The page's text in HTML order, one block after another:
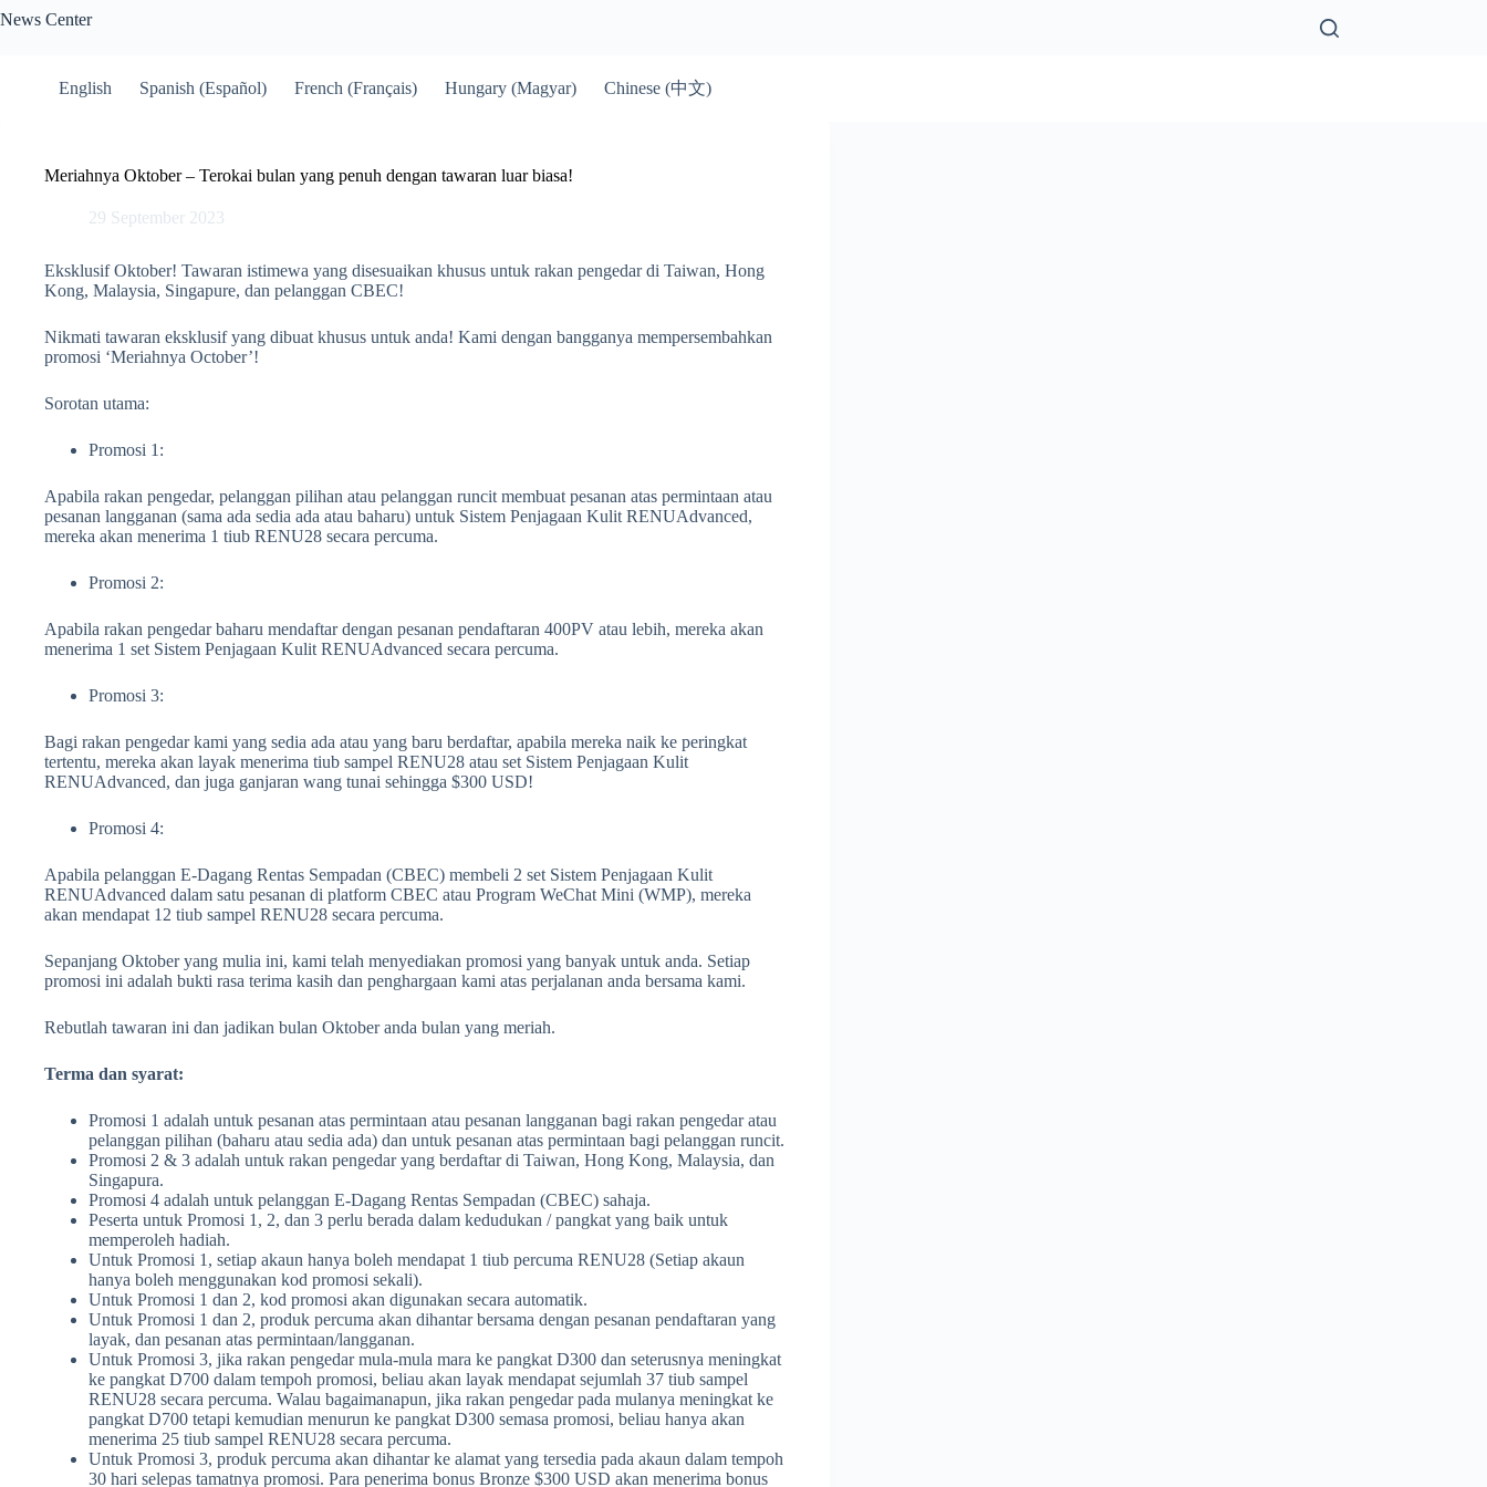
to
News Center
English Spanish (Español) French (Français) Hungary (Magyar) Chinese (中文)
Meriahnya Oktober – Terokai bulan yang penuh dengan tawaran luar biasa!
29 September 2023
Eksklusif Oktober! Tawaran istimewa yang disesuaikan khusus untuk rakan pengedar di Taiwan, Hong
Kong, Malaysia, Singapure, dan pelanggan CBEC!
Nikmati tawaran eksklusif yang dibuat khusus untuk anda! Kami dengan bangganya mempersembahkan
promosi ‘Meriahnya October’!
Sorotan utama:
Promosi 1:
Apabila rakan pengedar, pelanggan pilihan atau pelanggan runcit membuat pesanan atas permintaan atau
pesanan langganan (sama ada sedia ada atau baharu) untuk Sistem Penjagaan Kulit RENUAdvanced,
mereka akan menerima 1 tiub RENU28 secara percuma.
Promosi 2:
Apabila rakan pengedar baharu mendaftar dengan pesanan pendaftaran 400PV atau lebih, mereka akan
menerima 1 set Sistem Penjagaan Kulit RENUAdvanced secara percuma.
Promosi 3:
Bagi rakan pengedar kami yang sedia ada atau yang baru berdaftar, apabila mereka naik ke peringkat
tertentu, mereka akan layak menerima tiub sampel RENU28 atau set Sistem Penjagaan Kulit
RENUAdvanced, dan juga ganjaran wang tunai sehingga $300 USD!
Promosi 4:
Apabila pelanggan E-Dagang Rentas Sempadan (CBEC) membeli 2 set Sistem Penjagaan Kulit
RENUAdvanced dalam satu pesanan di platform CBEC atau Program WeChat Mini (WMP), mereka
akan mendapat 12 tiub sampel RENU28 secara percuma.
Sepanjang Oktober yang mulia ini, kami telah menyediakan promosi yang banyak untuk anda. Setiap
promosi ini adalah bukti rasa terima kasih dan penghargaan kami atas perjalanan anda bersama kami.
Rebutlah tawaran ini dan jadikan bulan Oktober anda bulan yang meriah.
Terma dan syarat:
Promosi 1 adalah untuk pesanan atas permintaan atau pesanan langganan bagi rakan pengedar atau
pelanggan pilihan (baharu atau sedia ada) dan untuk pesanan atas permintaan bagi pelanggan runcit.
Promosi 2 & 3 adalah untuk rakan pengedar yang berdaftar di Taiwan, Hong Kong, Malaysia, dan
Singapura.
Promosi 4 adalah untuk pelanggan E-Dagang Rentas Sempadan (CBEC) sahaja.
Peserta untuk Promosi 1, 2, dan 3 perlu berada dalam kedudukan / pangkat yang baik untuk
memperoleh hadiah.
Untuk Promosi 1, setiap akaun hanya boleh mendapat 1 tiub percuma RENU28 (Setiap akaun
hanya boleh menggunakan kod promosi sekali).
Untuk Promosi 1 dan 2, kod promosi akan digunakan secara automatik.
Untuk Promosi 1 dan 2, produk percuma akan dihantar bersama dengan pesanan pendaftaran yang
layak, dan pesanan atas permintaan/langganan.
Untuk Promosi 3, jika rakan pengedar mula-mula mara ke pangkat D300 dan seterusnya meningkat
ke pangkat D700 dalam tempoh promosi, beliau akan layak mendapat sejumlah 37 tiub sampel
RENU28 secara percuma. Walau bagaimanapun, jika rakan pengedar pada mulanya meningkat ke
pangkat D700 tetapi kemudian menurun ke pangkat D300 semasa promosi, beliau hanya akan
menerima 25 tiub sampel RENU28 secara percuma.
Untuk Promosi 3, produk percuma akan dihantar ke alamat yang tersedia pada akaun dalam tempoh
30 hari selepas tamatnya promosi. Para penerima bonus Bronze $300 USD akan menerima bonus